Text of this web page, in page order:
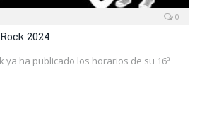
0
2024
ya ha publicado los horarios de su 16ª